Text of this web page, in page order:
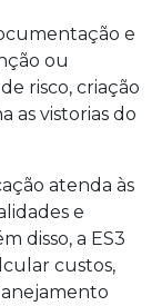
e
ou
risco, criação
as vistorias do
atenda às
e
disso, a ES3
custos,